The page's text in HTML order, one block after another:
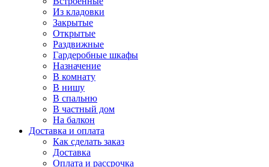
Из кладовки
Закрытые
Открытые
Раздвижные
Гардеробные шкафы
Назначение
В комнату
В нишу
В спальню
В частный дом
На балкон
Доставка и оплата
Как сделать заказ
Доставка
Оплата и рассрочка